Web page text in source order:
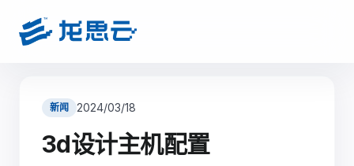
新闻 2024/03/18
3d设计主机配置